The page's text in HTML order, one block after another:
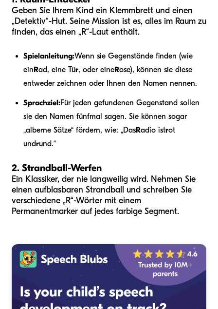
Geben Sie Ihrem Kind ein Klemmbrett und einen
„Detektiv“-Hut. Seine Mission ist es, alles im Raum zu
finden, das einen „R“-Laut enthält.
Spielanleitung:Wenn sie Gegenstände finden (wie
einRad, eine Tür, oder eineRose), können sie diese
entweder zeichnen oder Ihnen den Namen nennen.
Sprachziel:Für jeden gefundenen Gegenstand sollen
sie den Namen fünfmal sagen. Sie können sogar
„alberne Sätze“ fördern, wie: „DasRadio istrot
undrund.“
2. Strandball-Werfen
Ein Klassiker, der nie langweilig wird. Nehmen Sie
einen aufblasbaren Strandball und schreiben Sie
verschiedene „R“-Wörter mit einem
Permanentmarker auf jedes farbige Segment.